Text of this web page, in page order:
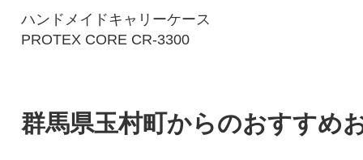
ハンドメイドキャリーケース
PROTEX CORE CR-3300
群馬県玉村町からのおすすめ